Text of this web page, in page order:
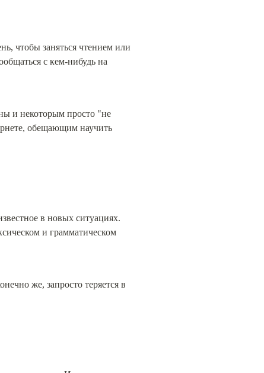
чтобы заняться чтением или
с кем-нибудь на
и некоторым просто "не
обещающим научить
в новых ситуациях.
и грамматическом
же, запросто теряется в